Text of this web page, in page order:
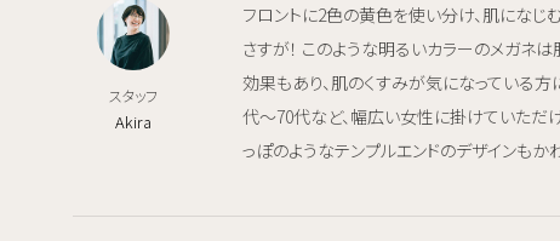
スタッフ
Akira
フロントに2色の黄色を使い分け、肌になじ
さすが！ このような明るいカラーのメガネは
効果もあり、肌のくすみが気になっている方
代～70代など、幅広い女性に掛けていただ
っぽのようなテンプルエンドのデザインもか